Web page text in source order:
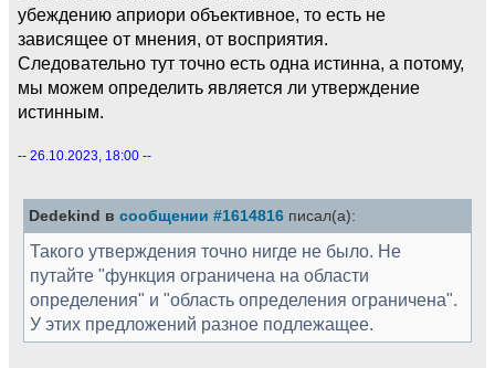
убеждению априори объективное, то есть не
зависящее от мнения, от восприятия.
Следовательно тут точно есть одна истинна, а потому,
мы можем определить является ли утверждение
истинным.
-- 26.10.2023, 18:00 --
Dedekind в сообщении #1614816 писал(а):
Такого утверждения точно нигде не было. Не
путайте "функция ограничена на области
определения" и "область определения ограничена".
У этих предложений разное подлежащее.